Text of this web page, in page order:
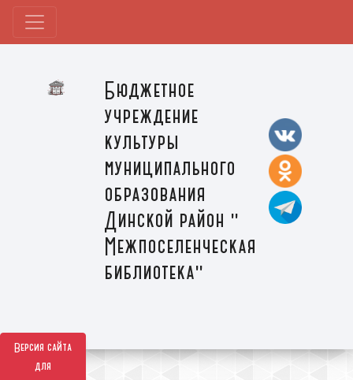
Версия сайта
для
Бюджетное
учреждение
культуры
муниципального
образования
Динской район "
Межпоселенческая
библиотека"